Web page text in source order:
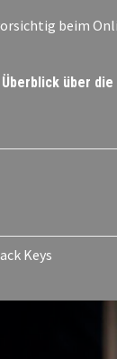
beim
über
Keys